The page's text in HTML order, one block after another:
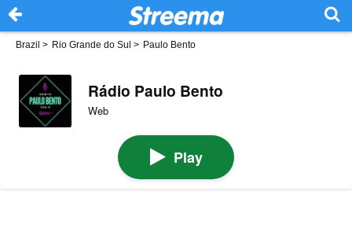
Brazil > Rio Grande do Sul > Paulo Bento
Rádio Paulo Bento
Web
Play